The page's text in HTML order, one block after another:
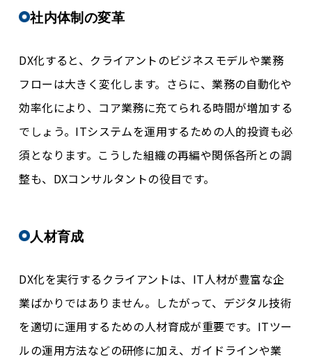
社内体制の変革
DX化すると、クライアントのビジネスモデルや業務
フローは大きく変化します。さらに、業務の自動化や
効率化により、コア業務に充てられる時間が増加する
でしょう。ITシステムを運用するための人的投資も必
須となります。こうした組織の再編や関係各所との調
整も、DXコンサルタントの役目です。
人材育成
DX化を実行するクライアントは、IT人材が豊富な企
業ばかりではありません。したがって、デジタル技術
を適切に運用するための人材育成が重要です。ITツー
ルの運用方法などの研修に加え、ガイドラインや業